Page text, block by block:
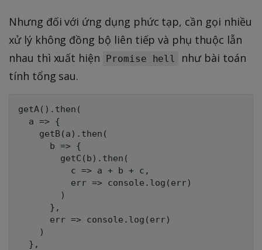
Nhưng đối với ứng dụng phức tạp, cần gọi nhiều
xử lý không đồng bộ liên tiếp và phụ thuộc lẫn
nhau thì xuất hiện
Promise hell
như bài toán
tính tổng sau.
getA().then(
  a => {
    getB(a).then(
      b => {
        getC(b).then(
          c => a + b + c,
          err => console.log(err)
        )
      },
      err => console.log(err)
    )
  },